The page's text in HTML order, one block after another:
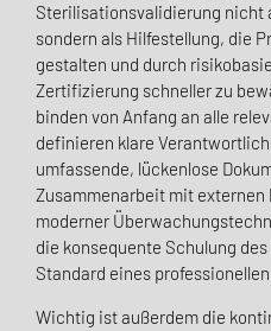
Sterilisationsvalidierung nicht
sondern als Hilfestellung, die
gestalten und durch
Zertifizierung schneller zu
binden von Anfang an alle
definieren klare
umfassende, lückenlose
Zusammenarbeit mit
moderner
die konsequente Schulung
Standard eines
Wichtig ist außerdem die